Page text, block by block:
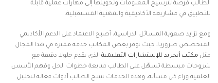
الطالب فرصة لترسيخ المعلومات وتحويلها إلى مهارات عملية قابلة
للتطبيق في مشاريعه الأكاديمية والمهنية المستقبلية.
ومع تزايد صعوبة المسائل الدراسية، أصبح الاعتماد على الدعم الأكاديمي
المتخصص ضروريا، حيث توفر بعض المكاتب خدمة مميزة في هذا المجال
مثل مكتب أبجريد للإستشارات التعليمية الذي يقدم حلولا دقيقة مع
شروحات مبسطة تسهّل على الطالب متابعة خطوات الحل وفهم الأسس
العلمية وراء كل مسألة، وهذه الخدمات تمنح الطالب أدوات فعالة لتحليل